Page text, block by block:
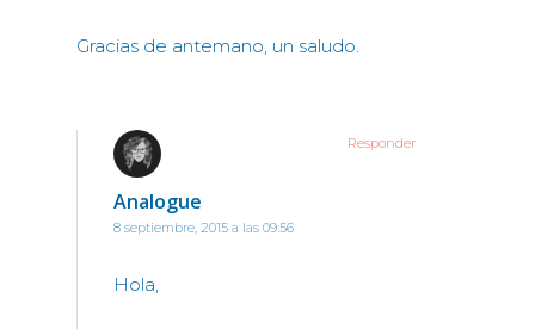
Gracias de antemano, un saludo.
Analogue
8 septiembre, 2015 a las 09:56
Hola,
Responder